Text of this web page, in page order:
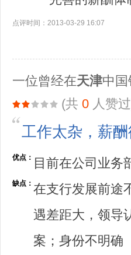
点评时间：2013-03-29 16:07
一位曾经在天津中国
(共 0 人赞
工作太杂，薪
优点： 目前在公司业务
缺点： 在支行发展前途
遇差距大，领导
案；身份不明确